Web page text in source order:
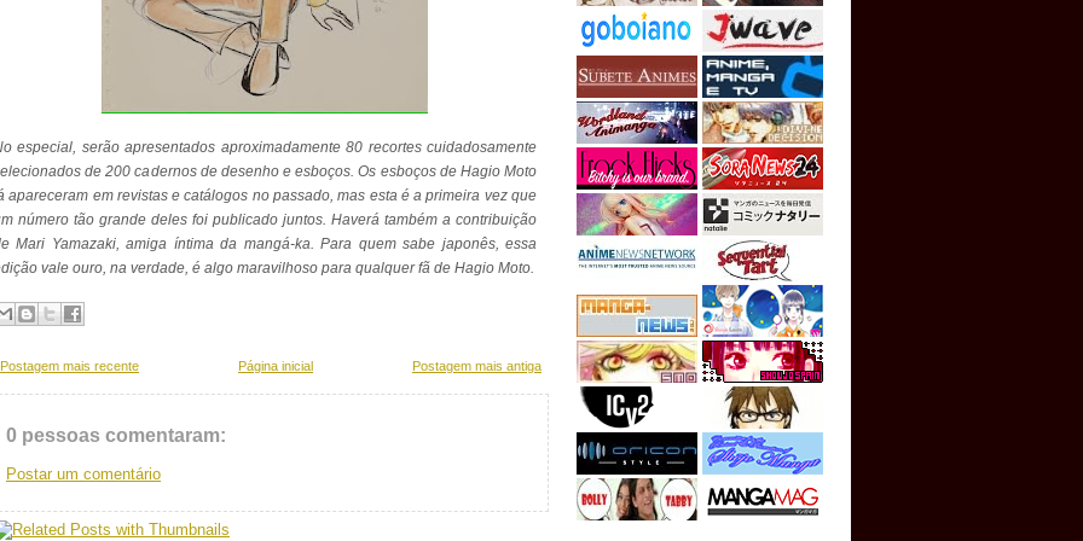
especial, serão apresentados aproximadamente 80 recortes cuidadosamente
de 200 cadernos de desenho e esboços. Os esboços de Hagio Moto
apareceram em revistas e catálogos no passado, mas esta é a primeira vez que
número tão grande deles foi publicado juntos. Haverá também a contribuição
Mari Yamazaki, amiga íntima da mangá-ka. Para quem sabe japonês, essa
vale ouro, na verdade, é algo maravilhoso para qualquer fã de Hagio Moto.
Postagem mais recente Postagem mais antiga
Página inicial
0 pessoas comentaram:
Postar um comentário